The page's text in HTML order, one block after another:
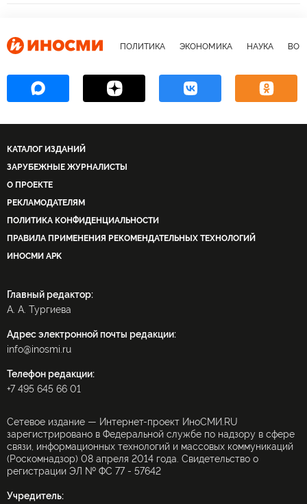
русский мир
храм православие
ПОЛИТИКА ЭКОНОМИКА НАУКА
КАТАЛОГ ИЗДАНИЙ
ЗАРУБЕЖНЫЕ ЖУРНАЛИСТЫ
О ПРОЕКТЕ
РЕКЛАМОДАТЕЛЯМ
ПОЛИТИКА КОНФИДЕНЦИАЛЬНОСТИ
ПРАВИЛА ПРИМЕНЕНИЯ РЕКОМЕНДАТЕЛЬНЫХ ТЕХНОЛОГИЙ
ИНОСМИ APK
Главный редактор:
А. А. Тургиева
Адрес электронной почты редакции:
info@inosmi.ru
Телефон редакции:
+7 495 645 66 01
Сетевое издание — Интернет-проект ИноСМИ.RU
зарегистрировано в Федеральной службе по надзору в сфере
связи, информационных технологий и массовых коммуникаций
(Роскомнадзор) 08 апреля 2014 года. Свидетельство о
регистрации ЭЛ № ФС 77 - 57642
Учредитель: